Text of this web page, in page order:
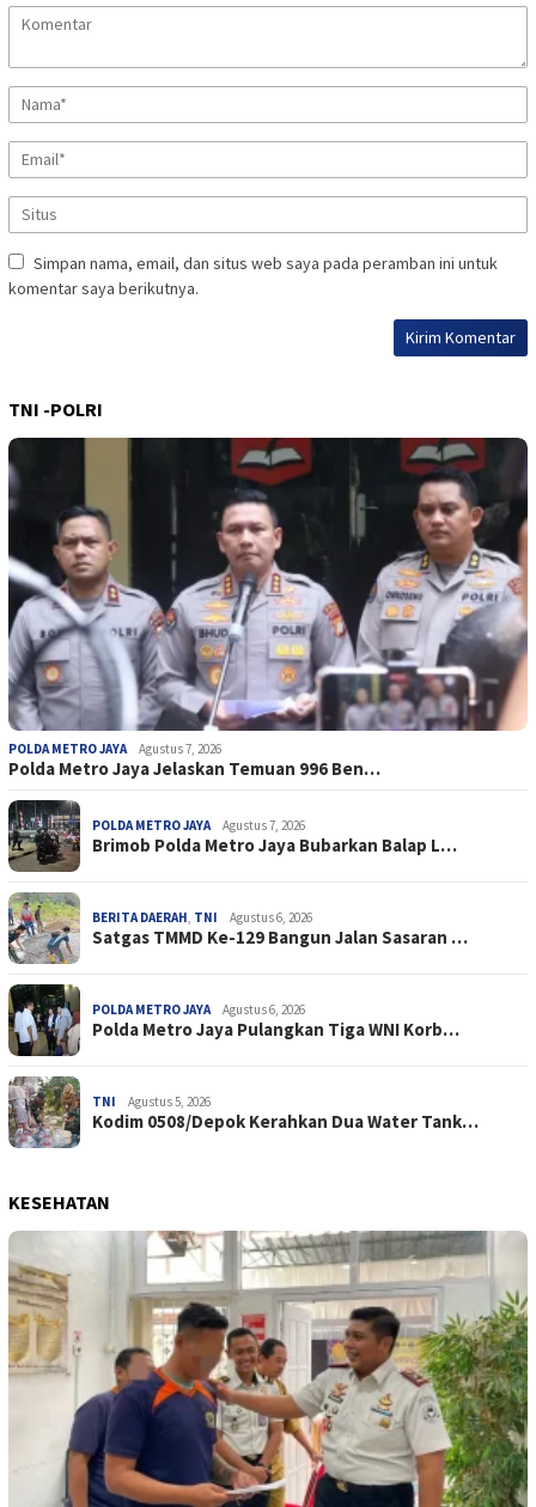
Simpan nama, email, dan situs web saya pada peramban ini untuk
komentar saya berikutnya.
TNI -POLRI
POLDA METRO JAYA Agustus 7, 2026
Polda Metro Jaya Jelaskan Temuan 996 Ben…
POLDA METRO JAYA Agustus 7, 2026
Brimob Polda Metro Jaya Bubarkan Balap L…
BERITA DAERAH, TNI Agustus 6, 2026
Satgas TMMD Ke-129 Bangun Jalan Sasaran …
POLDA METRO JAYA Agustus 6, 2026
Polda Metro Jaya Pulangkan Tiga WNI Korb…
TNI Agustus 5, 2026
Kodim 0508/Depok Kerahkan Dua Water Tank…
KESEHATAN